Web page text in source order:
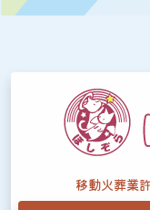
移動火葬業